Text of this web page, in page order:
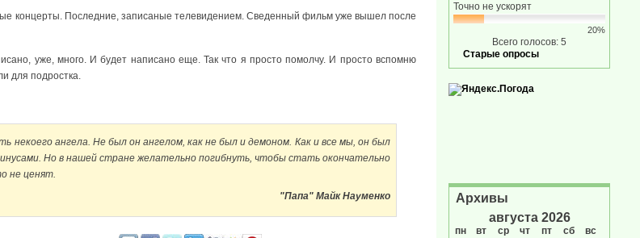
концерты. Последние, записаные телевидением. Сведенный фильм уже вышел после
уже, много. И будет написано еще. Так что я просто помолчу. И просто вспомню
для подростка.
некоего ангела. Не был он ангелом, как не был и демоном. Как и все мы, он был
Но в нашей стране желательно погибнуть, чтобы стать окончательно
не ценят.
"Папа" Майк Науменко
Точно не ускорят
20%
Всего голосов: 5
Старые опросы
Архивы
августа 2026
пн вт ср чт пт сб
вс